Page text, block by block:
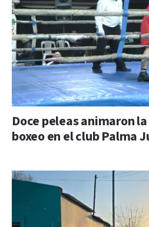
Doce peleas animaron
boxeo en el club Palma